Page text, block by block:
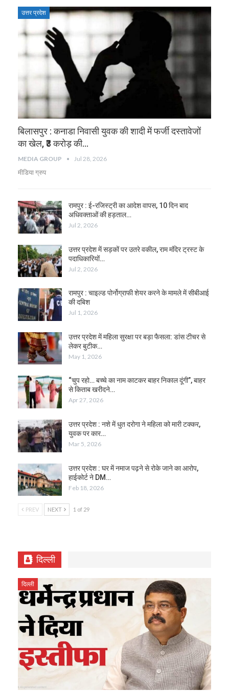
उत्तर प्रदेश
बिलासपुर : कनाडा निवासी युवक की शादी में फर्जी दस्तावेजों
का खेल, ₹3 करोड़ की…
MEDIA GROUP Jul 28, 2026
मीडिया ग्रुप
रामपुर : ई-रजिस्ट्री का आदेश वापस, 10 दिन बाद
अधिवक्ताओं की हड़ताल…
Jul 2, 2026
उत्तर प्रदेश में सड़कों पर उतरे वकील, राम मंदिर ट्रस्ट के
पदाधिकारियों…
Jul 2, 2026
रामपुर : चाइल्ड पोर्नोग्राफी शेयर करने के मामले में सीबीआई
की दबिश
Jul 1, 2026
उत्तर प्रदेश में महिला सुरक्षा पर बड़ा फैसला: डांस टीचर से
लेकर बुटीक…
May 1, 2026
“चुप रहो… बच्चे का नाम काटकर बाहर निकाल दूंगी”, बाहर
से किताब खरीदने…
Apr 27, 2026
उत्तर प्रदेश : नशे में धुत दरोगा ने महिला को मारी टक्कर,
युवक पर कार…
Mar 5, 2026
उत्तर प्रदेश : घर में नमाज पढ़ने से रोके जाने का आरोप,
हाईकोर्ट ने DM…
Feb 18, 2026
PREV NEXT 1 of 29
दिल्ली
दिल्ली